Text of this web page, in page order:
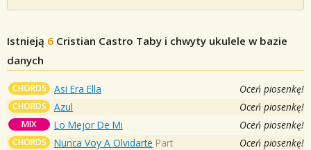
Istnieją 6 Cristian Castro Taby i chwyty ukulele w bazie
danych
CHORDS Asi Era Ella Oceń piosenkę!
CHORDS Azul Oceń piosenkę!
MIX Lo Mejor De Mi Oceń piosenkę!
CHORDS Nunca Voy A Olvidarte Part Oceń piosenkę!